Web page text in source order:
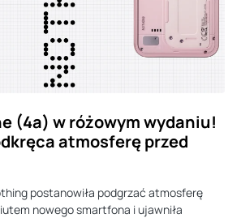
(4a) w różowym wydaniu!
atmosferę przed
postanowiła podgrzać atmosferę
nowego smartfona i ujawniła